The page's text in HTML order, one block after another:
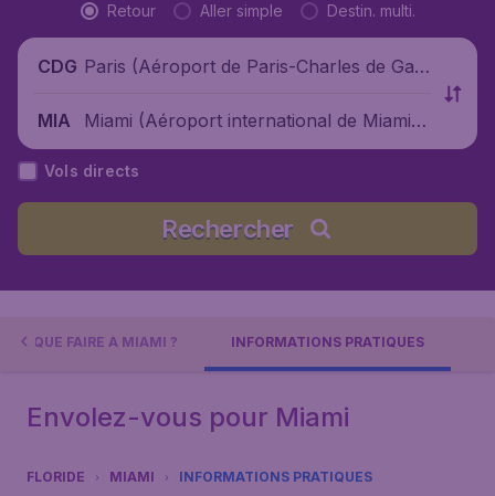
Retour Aller simple Destin. multi.
CDG Paris (Aéroport de Paris-Charles de Gaul
MIA
Miami (Aéroport international de Miami),
États-Unis
Vols directs
Rechercher
QUE FAIRE À MIAMI ? INFORMATIONS PRATIQUES
Envolez-vous pour Miami
FLORIDE MIAMI INFORMATIONS PRATIQUES